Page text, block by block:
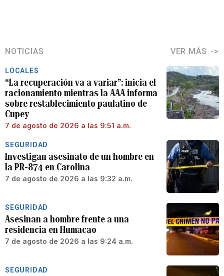
NOTICIAS VER MÁS
LOCALES
“La recuperación va a variar”: inicia el
racionamiento mientras la AAA informa
sobre restablecimiento paulatino de
Cupey
7 de agosto de 2026 a las 9:51 a.m.
SEGURIDAD
Investigan asesinato de un hombre en
la PR-874 en Carolina
7 de agosto de 2026 a las 9:32 a.m.
SEGURIDAD
Asesinan a hombre frente a una
residencia en Humacao
7 de agosto de 2026 a las 9:24 a.m.
SEGURIDAD